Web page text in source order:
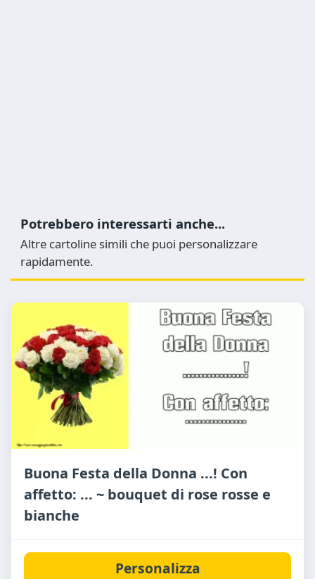
Potrebbero interessarti anche...
Altre cartoline simili che puoi personalizzare
rapidamente.
Buona Festa della Donna ...! Con
affetto: ... ~ bouquet di rose rosse e
bianche
Personalizza